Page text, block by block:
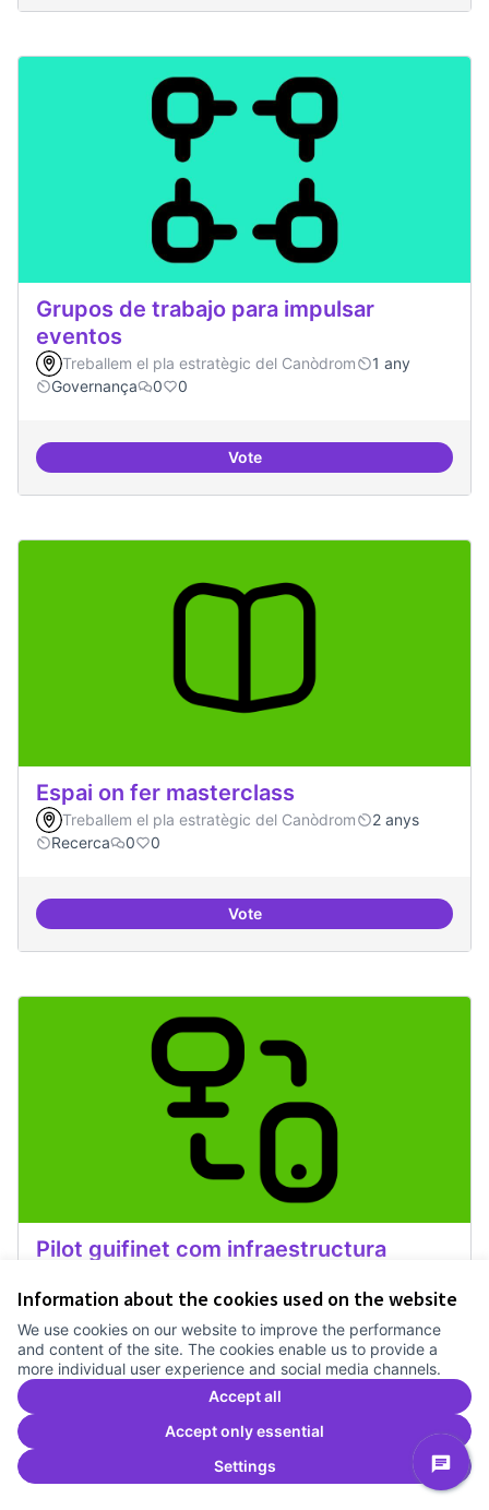
Information about the cookies used on the website
We use cookies on our website to improve the performance
and content of the site. The cookies enable us to provide a
more individual user experience and social media channels.
Accept all
Accept only essential
Settings
Grupos de trabajo para impulsar
eventos
Treballem el pla estratègic del Canòdrom
1 any
Governança
0 0
VoteGrupos de trabajo para impulsar
Espai on fer masterclass
Treballem el pla estratègic del Canòdrom
2 anys
Recerca
0 0
VoteEspai on fer masterclass
Pilot guifinet com infraestructura
Recerca
0 0
VotePilot guifinet com